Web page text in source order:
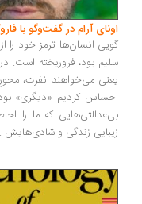
آرام در گفت‌وگو با فاروک
انسان‌ها ترمزِ خود را از دست
بود، فروریخته است. در
می‌خواهند نفرت، محورِ
کردیم «دیگری» بودن چه
که ما را احاطه
زندگی و شادی‌هایش...